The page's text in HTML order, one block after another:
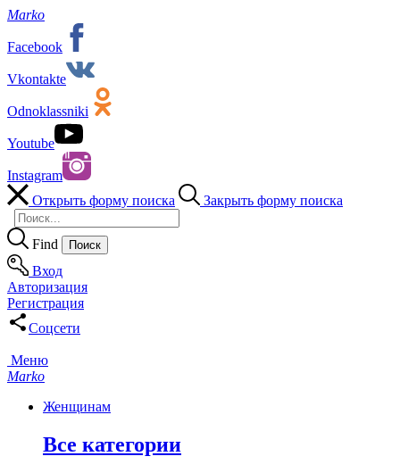
Marko
Facebook
Vkontakte
Odnoklassniki
Youtube
Instagram
Открыть форму поиска
Закрыть форму поиска
Find
Вход
Авторизация
Регистрация
Соцсети
Меню
Marko
Женщинам
Все категории